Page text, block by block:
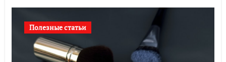
Полезные статьи